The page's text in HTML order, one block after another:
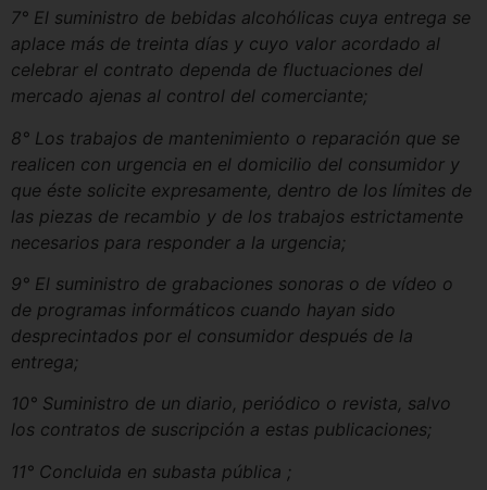
7° El suministro de bebidas alcohólicas cuya entrega se
aplace más de treinta días y cuyo valor acordado al
celebrar el contrato dependa de fluctuaciones del
mercado ajenas al control del comerciante;
8° Los trabajos de mantenimiento o reparación que se
realicen con urgencia en el domicilio del consumidor y
que éste solicite expresamente, dentro de los límites de
las piezas de recambio y de los trabajos estrictamente
necesarios para responder a la urgencia;
9° El suministro de grabaciones sonoras o de vídeo o
de programas informáticos cuando hayan sido
desprecintados por el consumidor después de la
entrega;
10° Suministro de un diario, periódico o revista, salvo
los contratos de suscripción a estas publicaciones;
11° Concluida en subasta pública ;